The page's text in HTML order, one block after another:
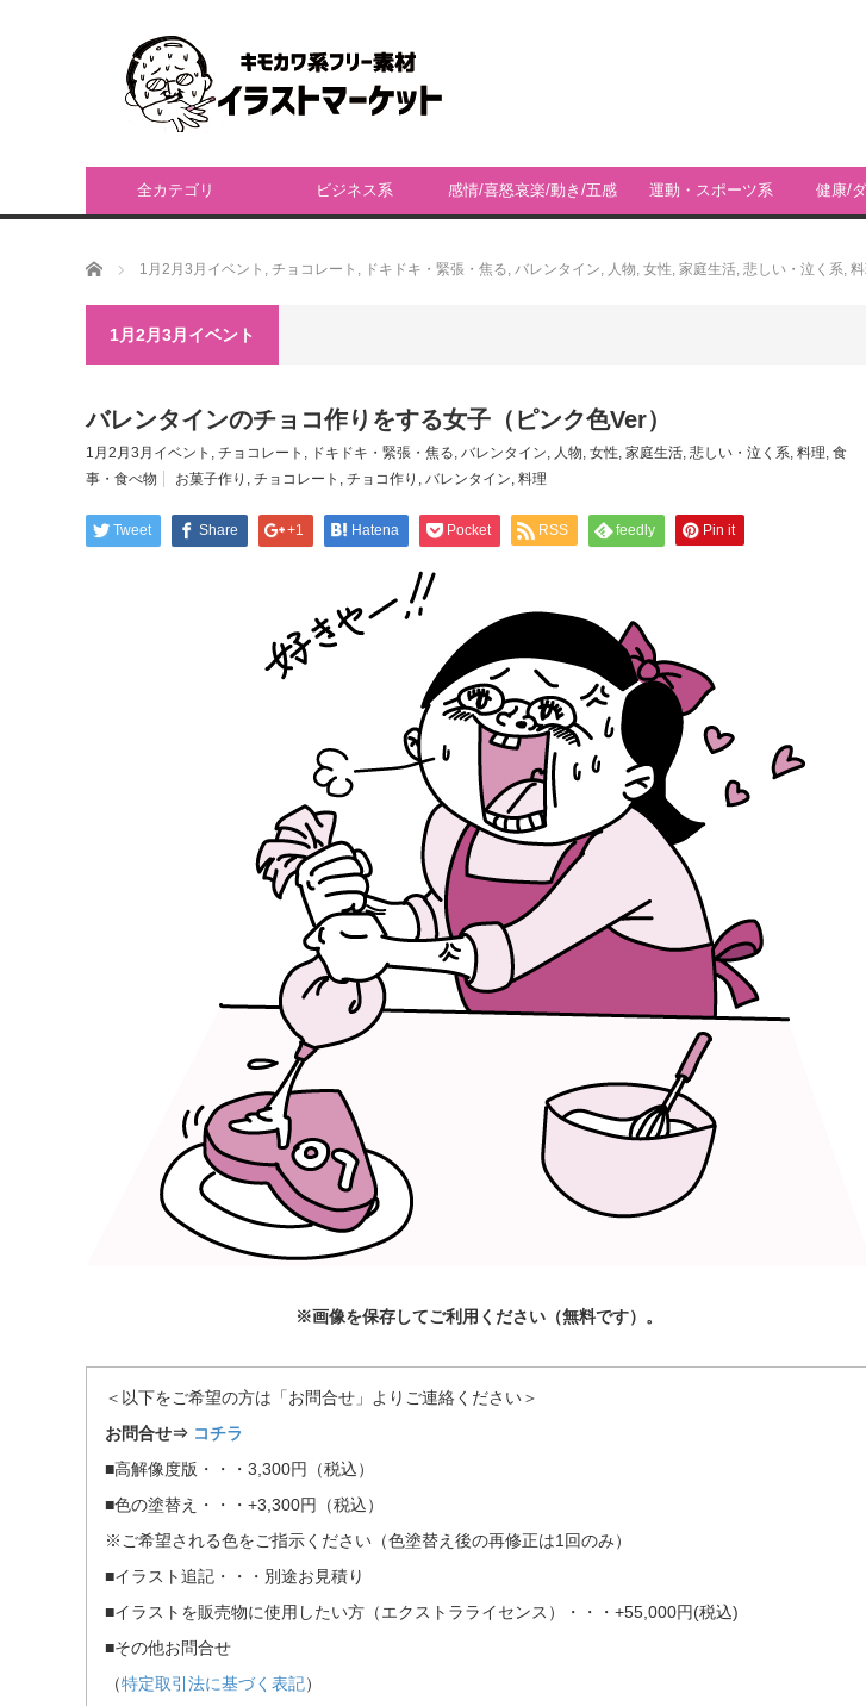
全カテゴリ ビジネス系 感情/喜怒哀楽/動き/五感 運動・スポーツ系 健康/
ホーム 1月2月3月イベント , チョコレート , ドキドキ・緊張・焦る, バレンタイン, 人物, 女性, 家庭生活, 悲しい・泣く系,
1月2月3月イベント
バレンタインのチョコ作りをする女子（ピンク色Ver）
1月2月3月イベント , チョコレート , ドキドキ・緊張・焦る, バレンタイン, 人物, 女性, 家庭生活, 悲しい・泣く系, 料理, 食
事・食べ物
お菓子作り , チョコレート , チョコ作り , バレンタイン, 料理
Tweet Share +1 Hatena Pocket RSS feedly Pin it
※画像を保存してご利用ください（無料です）。
＜以下をご希望の方は「お問合せ」よりご連絡ください＞
お問合せ⇒ コチラ
■高解像度版・・・3,300円（税込）
■色の塗替え・・・+3,300円（税込）
※ご希望される色をご指示ください（色塗替え後の再修正は1回のみ）
■イラスト追記・・・別途お見積り
■イラストを販売物に使用したい方（エクストラライセンス）・・・+55,000円(税込)
■その他お問合せ
（特定取引法に基づく表記）